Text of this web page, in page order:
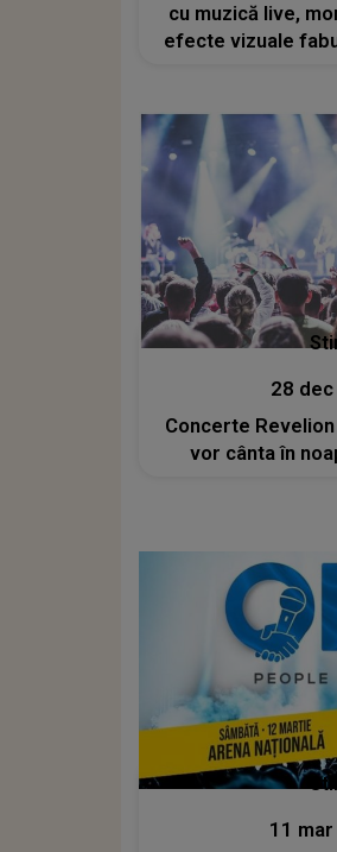
cu muzică live,
efecte vizuale
de obicei,
28
Concerte
vor cânta în
Stiri
11